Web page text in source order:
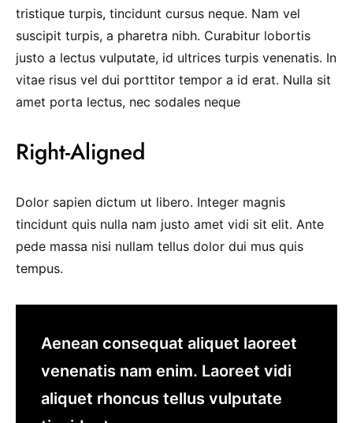
tristique turpis, tincidunt cursus neque. Nam vel
suscipit turpis, a pharetra nibh. Curabitur lobortis
justo a lectus vulputate, id ultrices turpis venenatis. In
vitae risus vel dui porttitor tempor a id erat. Nulla sit
amet porta lectus, nec sodales neque
Right-Aligned
Dolor sapien dictum ut libero. Integer magnis
tincidunt quis nulla nam justo amet vidi sit elit. Ante
pede massa nisi nullam tellus dolor dui mus quis
tempus.
Aenean consequat aliquet laoreet
venenatis nam enim. Laoreet vidi
aliquet rhoncus tellus vulputate